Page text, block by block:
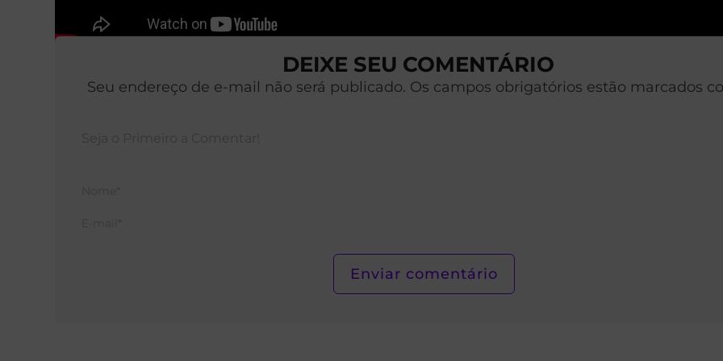
DEIXE SEU COMENTÁRIO
Seu endereço de e-mail não será publicado. Os campos obrigatórios estão marcados